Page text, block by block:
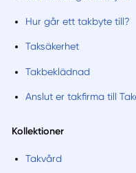
Hur går ett takbyte till?
Taksäkerhet
Takbeklädnad
Anslut er takfirma till
Kollektioner
Takvård